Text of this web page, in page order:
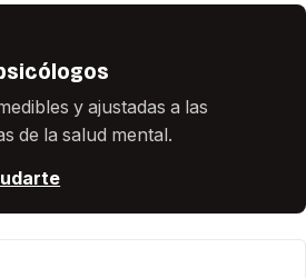
y ajustadas a las
de la salud mental.